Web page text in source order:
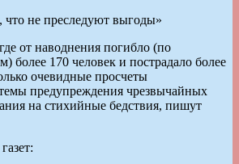
что не преследуют выгоды»
от наводнения погибло (по
более 170 человек и пострадало более
очевидные просчеты
предупреждения чрезвычайных
на стихийные бедствия, пишут